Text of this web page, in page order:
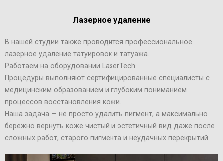
Лазерное удаление
В нашей студии также проводится профессиональное
лазерное удаление татуировок и татуажа.
Работаем на оборудовании LaserTech.
Процедуры выполняют сертифицированные специалисты с
медицинским образованием и глубоким пониманием
процессов восстановления кожи.
Наша задача — не просто удалить пигмент, а максимально
бережно вернуть коже чистый и эстетичный вид даже после
сложных работ, старого пигмента и неудачных перекрытий.